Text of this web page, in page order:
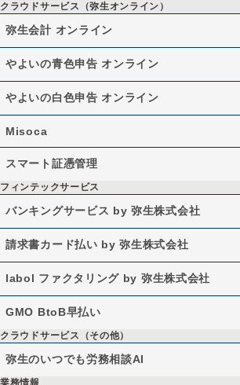
クラウドサービス（弥生オンライン）
弥生会計 オンライン
やよいの青色申告 オンライン
やよいの白色申告 オンライン
Misoca
スマート証憑管理
フィンテックサービス
バンキングサービス by 弥生株式会社
請求書カード払い by 弥生株式会社
labol ファクタリング by 弥生株式会社
GMO BtoB早払い
クラウドサービス（その他）
弥生のいつでも労務相談AI